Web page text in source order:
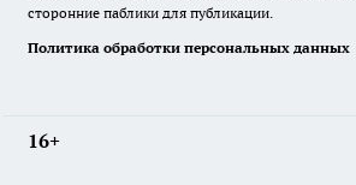
сторонние паблики для публикации.
Политика обработки персональных данных
16+